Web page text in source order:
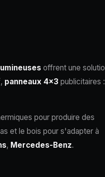
offrent une
, panneaux 4×3 publicitaires :
pour produire des
et le bois pour s'adapter à
, Mercedes-Benz.